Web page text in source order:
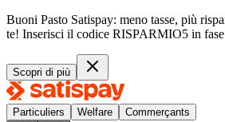
Buoni Pasto Satispay: meno tasse, più
te! Inserisci il codice RISPARMIO5 in
Scopri di più
Particuliers Welfare Commerçants